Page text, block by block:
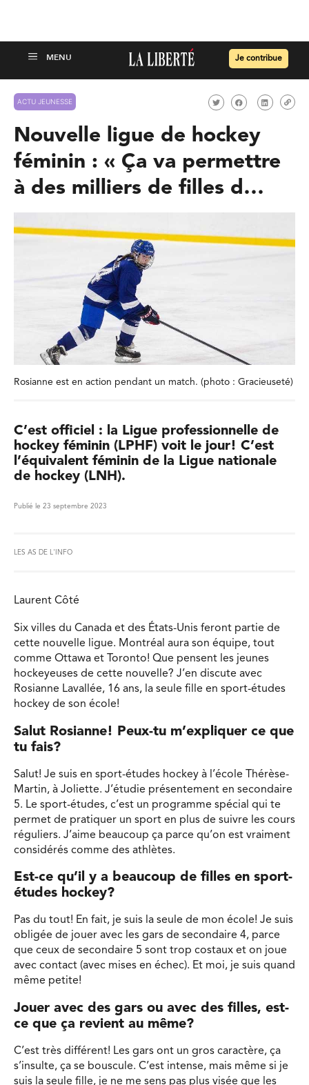
Je contribue
ACTU JEUNESSE
Nouvelle ligue de hockey
féminin : « Ça va permettre
à des milliers de filles d…
Rosianne est en action pendant un match. (photo : Gracieuseté)
C’est officiel : la Ligue professionnelle de
hockey féminin (LPHF) voit le jour! C’est
l’équivalent féminin de la Ligue nationale
de hockey (LNH).
Publié le 23 septembre 2023
LES AS DE L'INFO
Laurent Côté
Six villes du Canada et des États-Unis feront partie de
cette nouvelle ligue. Montréal aura son équipe, tout
comme Ottawa et Toronto! Que pensent les jeunes
hockeyeuses de cette nouvelle? J’en discute avec
Rosianne Lavallée, 16 ans, la seule fille en sport-études
hockey de son école!
Salut Rosianne! Peux-tu m’expliquer ce que
tu fais?
Salut! Je suis en sport-études hockey à l’école Thérèse-
Martin, à Joliette. J’étudie présentement en secondaire
5. Le sport-études, c’est un programme spécial qui te
permet de pratiquer un sport en plus de suivre les cours
réguliers. J’aime beaucoup ça parce qu’on est vraiment
considérés comme des athlètes.
Est-ce qu’il y a beaucoup de filles en sport-
études hockey?
Pas du tout! En fait, je suis la seule de mon école! Je suis
obligée de jouer avec les gars de secondaire 4, parce
que ceux de secondaire 5 sont trop costaux et on joue
avec contact (avec mises en échec). Et moi, je suis quand
même petite!
Jouer avec des gars ou avec des filles, est-
ce que ça revient au même?
C’est très différent! Les gars ont un gros caractère, ça
s’insulte, ça se bouscule. C’est intense, mais même si je
suis la seule fille, je ne me sens pas plus visée que les